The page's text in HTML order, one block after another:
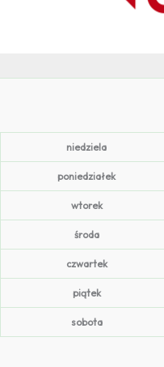
niedziela
poniedziałek
wtorek
środa
czwartek
piątek
sobota